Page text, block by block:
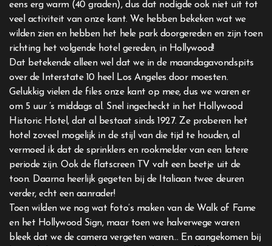
eens erg warm (40 graden), dus dat nodigde ook niet uit tot
veel activiteit van onze kant. We hebben bekeken wat we
wilden zien en hebben het hele park doorgereden en zijn toen
richting het volgende hotel gereden, in Hollywood!
Dat betekende alleen wel dat we in de maandagavondspits
over de Interstate 10 heel Los Angeles door moesten.
Gelukkig vielen de files onze kant op mee, dus we waren er
om 5 uur ’s middags al. Snel ingecheckt in het Hollywood
Historic Hotel, dat al bestaat sinds 1927. Ze proberen het
hotel zoveel mogelijk in de stijl van die tijd te houden, al
vermoed ik dat de sprinklers en rookmelder van een latere
periode zijn. Ook de flatscreen TV valt een beetje uit de
toon. Daarna heerlijk gegeten bij de Italiaan twee deuren
verder, echt een aanrader!
Toen wilden we nog wat foto’s maken van de Walk of Fame
en het Hollywood Sign, maar toen we halverwege waren
bleek dat we de camera vergeten waren… En aangekomen bij